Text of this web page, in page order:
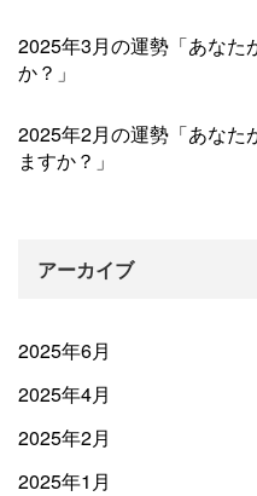
2025年3月の運勢「あなた
か？」
2025年2月の運勢「あなた
ますか？」
アーカイブ
2025年6月
2025年4月
2025年2月
2025年1月